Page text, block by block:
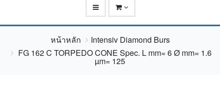
หน้าหลัก
Intensiv Diamond Burs
FG 162 C TORPEDO CONE Spec. L mm= 6 Ø mm= 1.6
µm= 125